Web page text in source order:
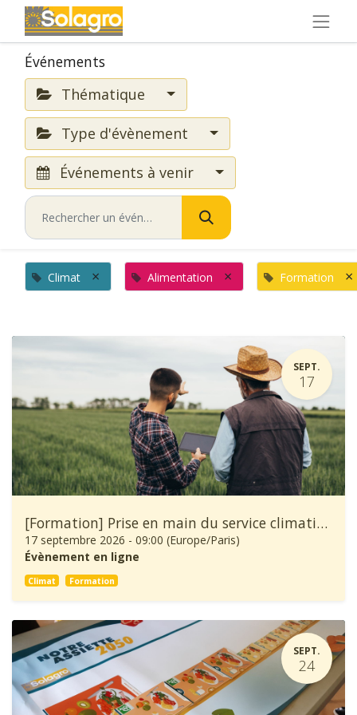
Événements
Thématique
Type d'évènement
Événements à venir
Climat × Alimentation × Formation ×
SEPT.
17
[Formation] Prise en main du service climatique Climadiag Agriculture et Forêt
17 septembre 2026 - 09:00 (Europe/Paris)
Évènement en ligne
Climat Formation
SEPT.
24